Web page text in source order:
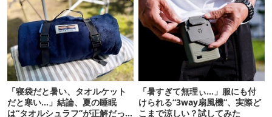
「寝袋だと暑い、タオルケット
だと寒い…」結論、夏の睡眠
は“タオルシュラフ”が正解だっ
「暑すぎて無理ぃ…」服にも付
けられる“3way扇風機”、実際ど
こまで涼しい？試してみた